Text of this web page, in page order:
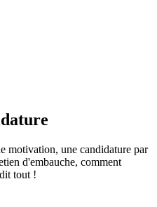
motivation, une candidature par
d'embauche, comment
tout !